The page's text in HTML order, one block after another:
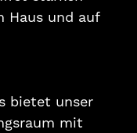
Haus und auf
bietet unser
mit